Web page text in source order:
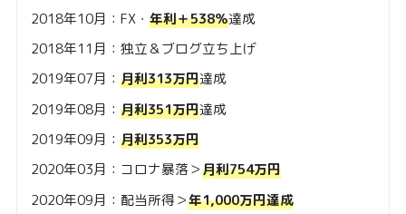
2018年10月：FX・ 年利＋538％達成
2018年11月：独立＆ブログ立ち上げ
2019年07月： 月利313万円達成
2019年08月： 月利351万円達成
2019年09月： 月利353万円
2020年03月：コロナ暴落＞月利754万円
2020年09月：配当所得＞年1,000万円達成